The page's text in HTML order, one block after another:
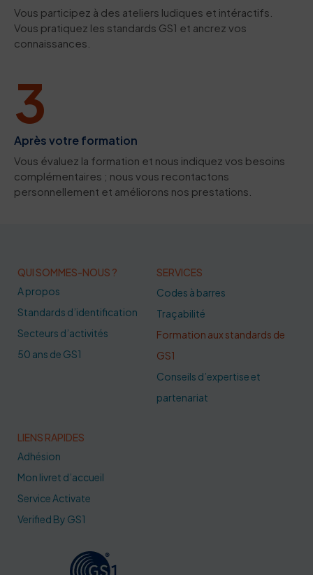
Vous participez à des ateliers ludiques et intéractifs.
Vous pratiquez les standards GS1 et ancrez vos
connaissances.
3
Après votre formation
Vous évaluez la formation et nous indiquez vos besoins
complémentaires ; nous vous recontactons
personnellement et améliorons nos prestations.
QUI SOMMES-NOUS ?
A propos
Standards d’identification
Secteurs d’activités
50 ans de GS1
SERVICES
Codes à barres
Traçabilité
Formation aux standards de
GS1
Conseils d’expertise et
partenariat
LIENS RAPIDES
Adhésion
Mon livret d’accueil
Service Activate
Verified By GS1